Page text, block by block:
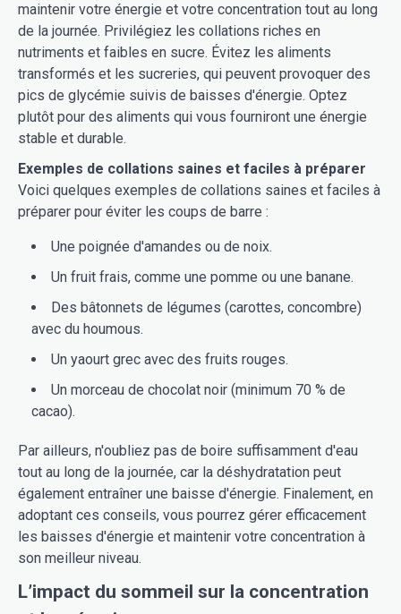
maintenir votre énergie et votre concentration tout au long
de la journée. Privilégiez les collations riches en
nutriments et faibles en sucre. Évitez les aliments
transformés et les sucreries, qui peuvent provoquer des
pics de glycémie suivis de baisses d'énergie. Optez
plutôt pour des aliments qui vous fourniront une énergie
stable et durable.
Exemples de collations saines et faciles à préparer
Voici quelques exemples de collations saines et faciles à
préparer pour éviter les coups de barre :
Une poignée d'amandes ou de noix.
Un fruit frais, comme une pomme ou une banane.
Des bâtonnets de légumes (carottes, concombre)
avec du houmous.
Un yaourt grec avec des fruits rouges.
Un morceau de chocolat noir (minimum 70 % de
cacao).
Par ailleurs, n'oubliez pas de boire suffisamment d'eau
tout au long de la journée, car la déshydratation peut
également entraîner une baisse d'énergie. Finalement, en
adoptant ces conseils, vous pourrez gérer efficacement
les baisses d'énergie et maintenir votre concentration à
son meilleur niveau.
L’impact du sommeil sur la concentration